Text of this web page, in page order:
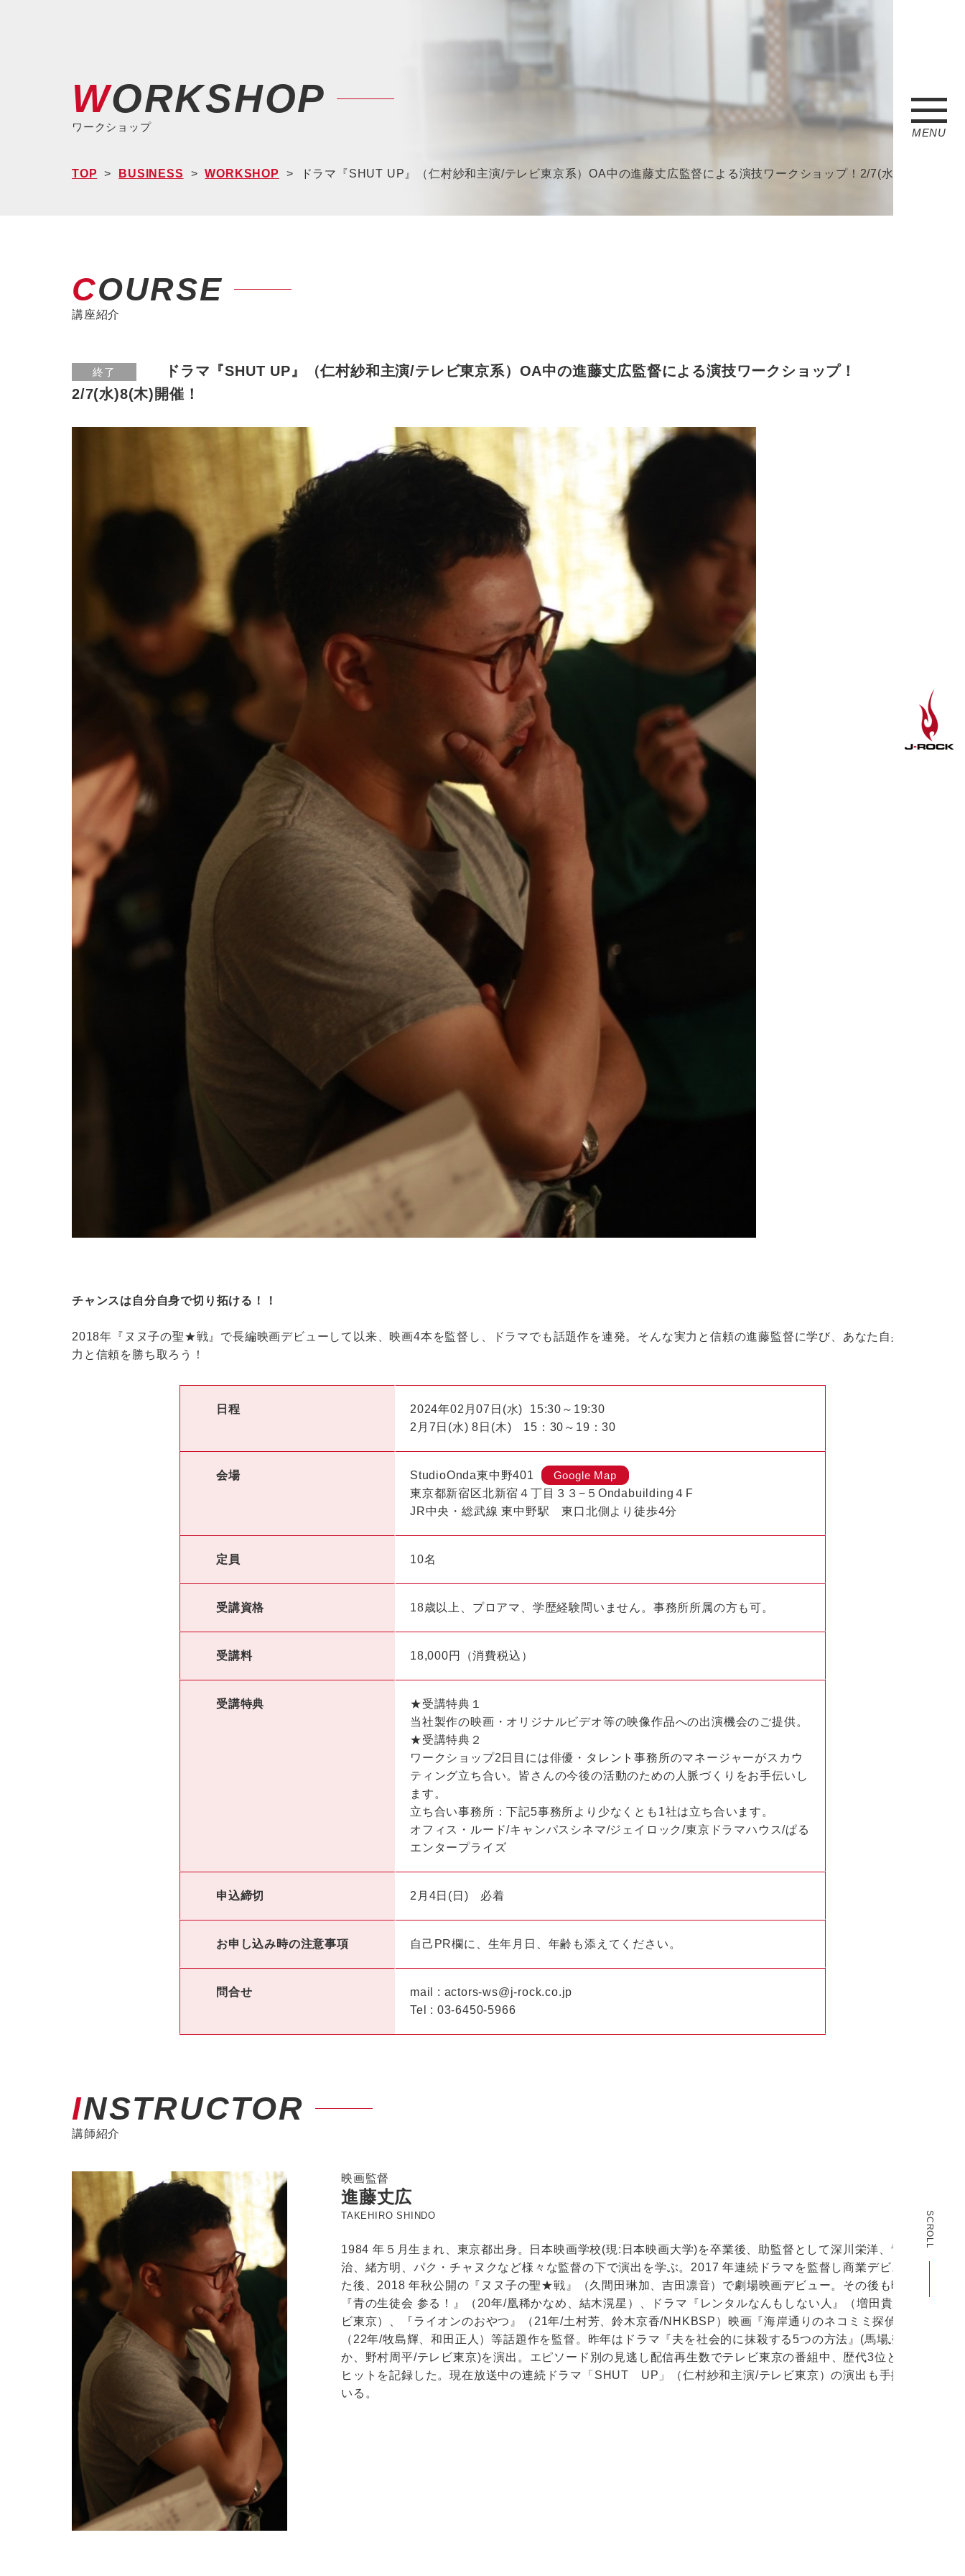
MENU
SCROLL
WORKSHOP
ワークショップ
TOP BUSINESS WORKSHOP ドラマ『SHUT UP』（仁村紗和主演/テレビ東京系）OA中の進藤丈広監督による演技ワークショップ！2/7(水)8(木)開催！
COURSE
講座紹介
終了
ドラマ『SHUT UP』（仁村紗和主演/テレビ東京系）OA中の進藤丈広監督による演技ワークショップ！
2/7(水)8(木)開催！
チャンスは自分自身で切り拓ける！！
2018年『ヌヌ子の聖★戦』で長編映画デビューして以来、映画4本を監督し、ドラマでも話題作を連発。そんな実力と信頼の進藤監督に学び、あなた自身の実
力と信頼を勝ち取ろう！
日程 2024年02月07日(水)
15:30～19:30
2月7日(水) 8日(木) 15：30～19：30
会場 StudioOnda東中野401
Google Map
東京都新宿区北新宿４丁目３３−５Ondabuilding４F
JR中央・総武線 東中野駅 東口北側より徒歩4分
定員 10名
受講資格 18歳以上、プロアマ、学歴経験問いません。事務所所属の方も可。
受講料 18,000円（消費税込）
受講特典
★受講特典１
当社製作の映画・オリジナルビデオ等の映像作品への出演機会のご提供。
★受講特典２
ワークショップ2日目には俳優・タレント事務所のマネージャーがスカウ
ティング立ち合い。皆さんの今後の活動のための人脈づくりをお手伝いし
ます。
立ち合い事務所：下記5事務所より少なくとも1社は立ち合います。
オフィス・ルード/キャンパスシネマ/ジェイロック/東京ドラマハウス/ぱる
エンタープライズ
申込締切 2月4日(日) 必着
お申し込み時の注意事項 自己PR欄に、生年月日、年齢も添えてください。
問合せ
mail : actors-ws@j-rock.co.jp
Tel : 03-6450-5966
INSTRUCTOR
講師紹介
映画監督
進藤丈広
TAKEHIRO SHINDO
1984 年５月生まれ、東京都出身。日本映画学校(現:日本映画大学)を卒業後、助監督として深川栄洋、青山真
治、緒方明、パク・チャヌクなど様々な監督の下で演出を学ぶ。2017 年連続ドラマを監督し商業デビューし
た後、2018 年秋公開の『ヌヌ子の聖★戦』（久間田琳加、吉田凛音）で劇場映画デビュー。その後も映画
『青の生徒会 参る！』（20年/凰稀かなめ、結木滉星）、ドラマ『レンタルなんもしない人』（増田貴久/テレ
ビ東京）、『ライオンのおやつ』（21年/土村芳、鈴木京香/NHKBSP）映画『海岸通りのネコミミ探偵』
（22年/牧島輝、和田正人）等話題作を監督。昨年はドラマ『夫を社会的に抹殺する5つの方法』(馬場ふみ
か、野村周平/テレビ東京)を演出。エピソード別の見逃し配信再生数でテレビ東京の番組中、歴代3位という
ヒットを記録した。現在放送中の連続ドラマ「SHUT UP」（仁村紗和主演/テレビ東京）の演出も手掛けて
いる。